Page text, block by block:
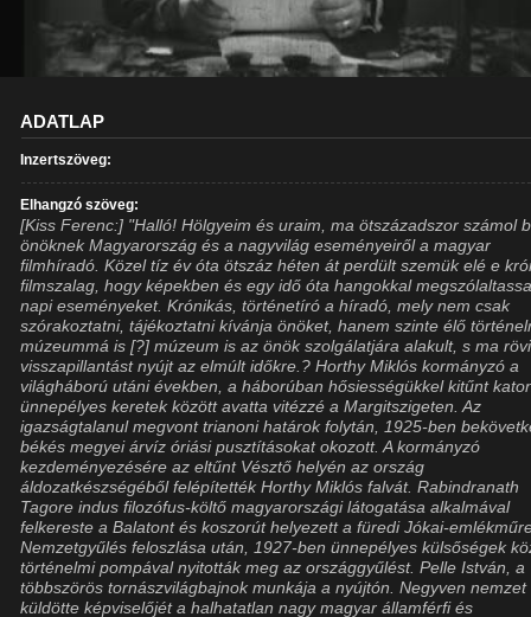
ADATLAP
Inzertszöveg:
Elhangzó szöveg:
[Kiss Ferenc:] "Halló! Hölgyeim és uraim, ma ötszázadszor számol
önöknek Magyarország és a nagyvilág eseményeiről a magyar
filmhíradó. Közel tíz év óta ötszáz héten át perdült szemük elé e
filmszalag, hogy képekben és egy idő óta hangokkal
napi eseményeket. Krónikás, történetíró a híradó, mely nem csak
szórakoztatni, tájékoztatni kívánja önöket, hanem szinte élő
múzeummá is [?] múzeum is az önök szolgálatjára alakult, s ma
visszapillantást nyújt az elmúlt időkre.? Horthy Miklós kormányzó a
világháború utáni években, a háborúban hősiességükkel kitűnt
ünnepélyes keretek között avatta vitézzé a Margitszigeten. Az
igazságtalanul megvont trianoni határok folytán, 1925-ben
békés megyei árvíz óriási pusztításokat okozott. A kormányzó
kezdeményezésére az eltűnt Vésztő helyén az ország
áldozatkészségéből felépítették Horthy Miklós falvát. Rabindranath
Tagore indus filozófus-költő magyarországi látogatása alkalmával
felkereste a Balatont és koszorút helyezett a füredi Jókai-
Nemzetgyűlés feloszlása után, 1927-ben ünnepélyes külsőségek
történelmi pompával nyitották meg az országgyűlést. Pelle István, a
többszörös tornászvilágbajnok munkája a nyújtón. Negyven nemzet
küldötte képviselőjét a halhatatlan nagy magyar államférfi és